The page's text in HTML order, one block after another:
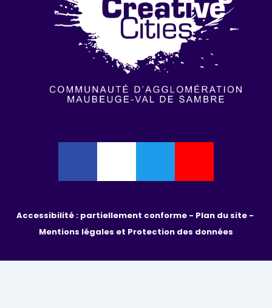
Accessibilité : partiellement conforme -
Mentions légales et Protection des données